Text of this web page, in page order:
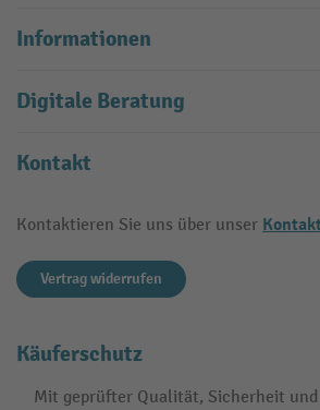
Informationen
Digitale Beratung
Kontakt
Kontaktieren Sie uns über unser
Vertrag widerrufen
Käuferschutz
Mit geprüfter Qualität, Sicherheit und